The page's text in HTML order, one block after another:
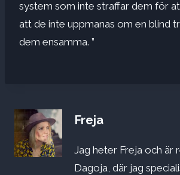
system som inte straffar dem för
att de inte uppmanas om en blind
dem ensamma. ”
Freja
Jag heter Freja och är
Dagoja, där jag